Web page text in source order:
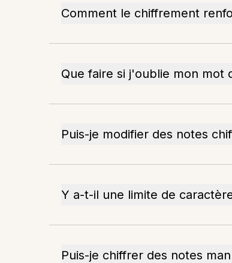
Comment le chiffrement
Que faire si j'oublie mon mot
Puis-je modifier des notes
Y a-t-il une limite de
Puis-je chiffrer des notes